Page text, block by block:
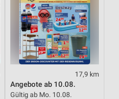
17,9 km
Angebote ab 10.08.
Gültig ab Mo. 10.08.